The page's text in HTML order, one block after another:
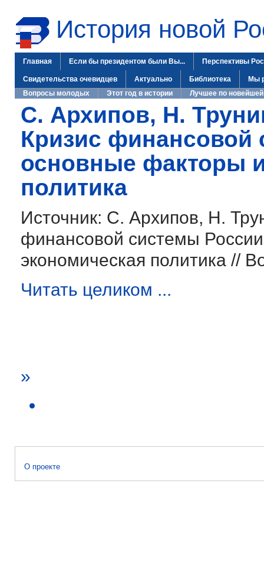
История новой
Главная Если бы президентом были Вы... Перспективы
Свидетельства очевидцев Актуально Библиотека
Мы
Вопросы молодых
Этот год в истории Лучшее по новейшей
С. Архипов, Н.
Кризис финансовой
основные факторы
политика
Источник: С. Архипов, Н.
финансовой системы
экономическая политика //
Читать целиком ...
»
О проекте